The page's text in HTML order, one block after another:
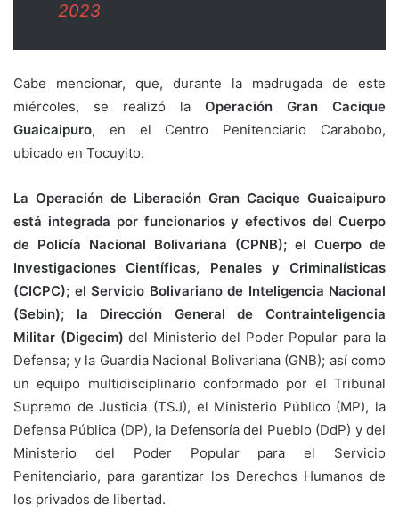
2023
Cabe mencionar, que, durante la madrugada de este
miércoles, se realizó la Operación Gran Cacique
Guaicaipuro, en el Centro Penitenciario Carabobo,
ubicado en Tocuyito.
La Operación de Liberación Gran Cacique Guaicaipuro
está integrada por funcionarios y efectivos del Cuerpo
de Policía Nacional Bolivariana (CPNB); el Cuerpo de
Investigaciones Científicas, Penales y Criminalísticas
(CICPC); el Servicio Bolivariano de Inteligencia Nacional
(Sebin); la Dirección General de Contrainteligencia
Militar (Digecim) del Ministerio del Poder Popular para la
Defensa; y la Guardia Nacional Bolivariana (GNB); así como
un equipo multidisciplinario conformado por el Tribunal
Supremo de Justicia (TSJ), el Ministerio Público (MP), la
Defensa Pública (DP), la Defensoría del Pueblo (DdP) y del
Ministerio del Poder Popular para el Servicio
Penitenciario, para garantizar los Derechos Humanos de
los privados de libertad.